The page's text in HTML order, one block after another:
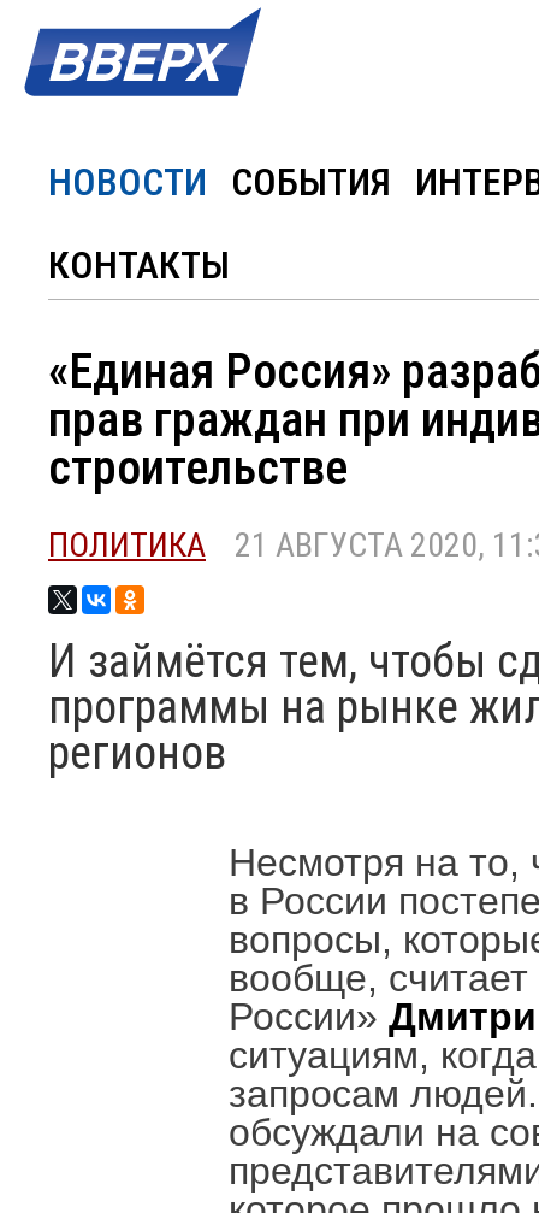
НОВОСТИ СОБЫТИЯ
КОНТАКТЫ
«Единая Россия»
прав граждан при
строительстве
ПОЛИТИКА 21 АВГУСТА 2020,
И займётся тем, чтобы
программы на рынке
регионов
Несмотря на то,
в России
вопросы,
вообще,
России»
ситуациям,
запросам
обсуждали на